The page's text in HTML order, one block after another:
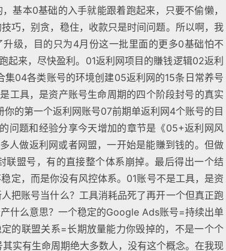
基本0基础的入手就能跟着跑起来，只要不偷懒，
巧，别贪，稳住，收款只是时间问题。所以啊，我
级，目的只为4月份这一批里面的更多0基础怕不
起来，尽快盈利。01返利网项目的賺钱逻辑02返利
04各类账号的环境创建05返利网的15条日常养号
工具，是资产账号生命周期的四个阶段封号的真实
的第一个返利网账号07前期单返利网4个账号的目
问题和经验分享今天增加的章节是《05+返利网风
人做返利网或者网盟，一开始是能賺到钱的。但做
盟号，有的直接整个体系崩掉。最后得出一个结
定，而是你没有风控体系。01账号不是工具，是资
把账号当什么？工具消耗品死了再开一个但真正跑
什么意思？一个稳定的Google Ads账号=持续出单
的联盟关系=长期放量能力你毁掉的，不是一个个
实有生命周期绝大多数人，没有这个概念。在我现